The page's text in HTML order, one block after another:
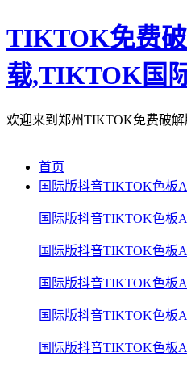
TIKTOK免费
载,TIKTOK国
欢迎来到郑州TIKTOK免费破
首页
国际版抖音TIKTOK色板
国际版抖音TIKTOK色板
国际版抖音TIKTOK色板
国际版抖音TIKTOK色板
国际版抖音TIKTOK色板
国际版抖音TIKTOK色板